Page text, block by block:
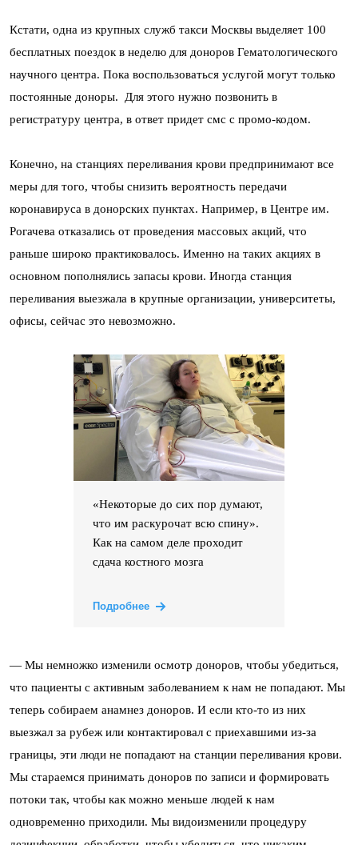
Кстати, одна из крупных служб такси Москвы выделяет 100
бесплатных поездок в неделю для доноров Гематологического
научного центра. Пока воспользоваться услугой могут только
постоянные доноры. Для этого нужно позвонить в
регистратуру центра, в ответ придет смс с промо-кодом.
Конечно, на станциях переливания крови предпринимают все
меры для того, чтобы снизить вероятность передачи
коронавируса в донорских пунктах. Например, в Центре им.
Рогачева отказались от проведения массовых акций, что
раньше широко практиковалось. Именно на таких акциях в
основном пополнялись запасы крови. Иногда станция
переливания выезжала в крупные организации, университеты,
офисы, сейчас это невозможно.
«Некоторые до сих пор думают,
что им раскурочат всю спину».
Как на самом деле проходит
сдача костного мозга
Подробнее
— Мы немножко изменили осмотр доноров, чтобы убедиться,
что пациенты с активным заболеванием к нам не попадают. Мы
теперь собираем анамнез доноров. И если кто-то из них
выезжал за рубеж или контактировал с приехавшими из-за
границы, эти люди не попадают на станции переливания крови.
Мы стараемся принимать доноров по записи и формировать
потоки так, чтобы как можно меньше людей к нам
одновременно приходили. Мы видоизменили процедуру